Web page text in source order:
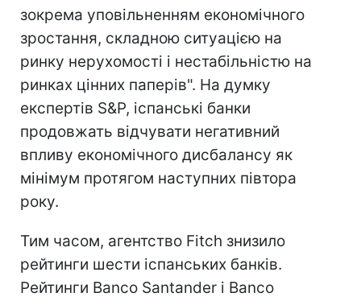
зокрема уповільненням економічного
зростання, складною ситуацією на
ринку нерухомості і нестабільністю на
ринках цінних паперів". На думку
експертів S&P, іспанські банки
продовжать відчувати негативний
впливу економічного дисбалансу як
мінімум протягом наступних півтора
року.
Тим часом, агентство Fitch знизило
рейтинги шести іспанських банків.
Рейтинги Banco Santander і Banco